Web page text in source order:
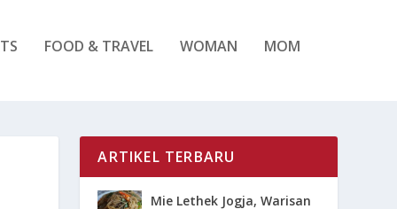
FOOD & TRAVEL WOMAN MOM
ARTIKEL TERBARU
Mie Lethek Jogja, Warisan